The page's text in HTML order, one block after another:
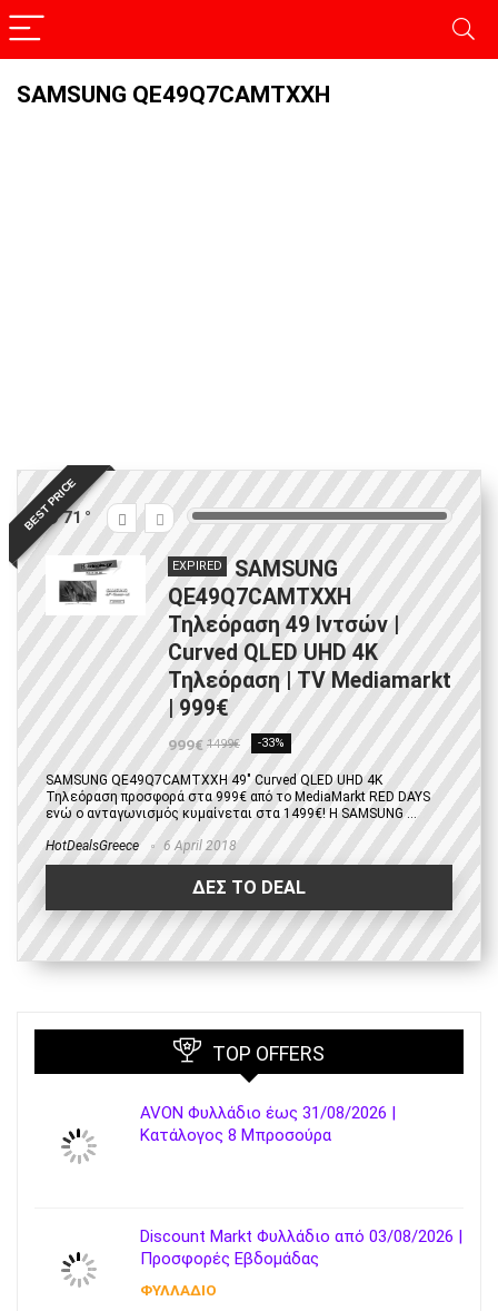
SAMSUNG QE49Q7CAMTXXH
BEST PRICE
71
EXPIRED
SAMSUNG
QE49Q7CAMTXXH
Τηλεόραση 49 Ιντσών |
Curved QLED UHD 4K
Τηλεόραση | TV Mediamarkt
| 999€
999€ 1499€ -33%
SAMSUNG QE49Q7CAMTXXH 49" Curved QLED UHD 4K
Τηλεόραση προσφορά στα 999€ από το MediaMarkt RED DAYS
ενώ ο ανταγωνισμός κυμαίνεται στα 1499€! H SAMSUNG ...
HotDealsGreece 6 April 2018
ΔΕΣ ΤΟ DEAL
TOP OFFERS
AVON Φυλλάδιο έως 31/08/2026 |
Κατάλογος 8 Μπροσούρα
Discount Markt Φυλλάδιο από 03/08/2026 |
Προσφορές Εβδομάδας
ΦΥΛΛΑΔΙΟ